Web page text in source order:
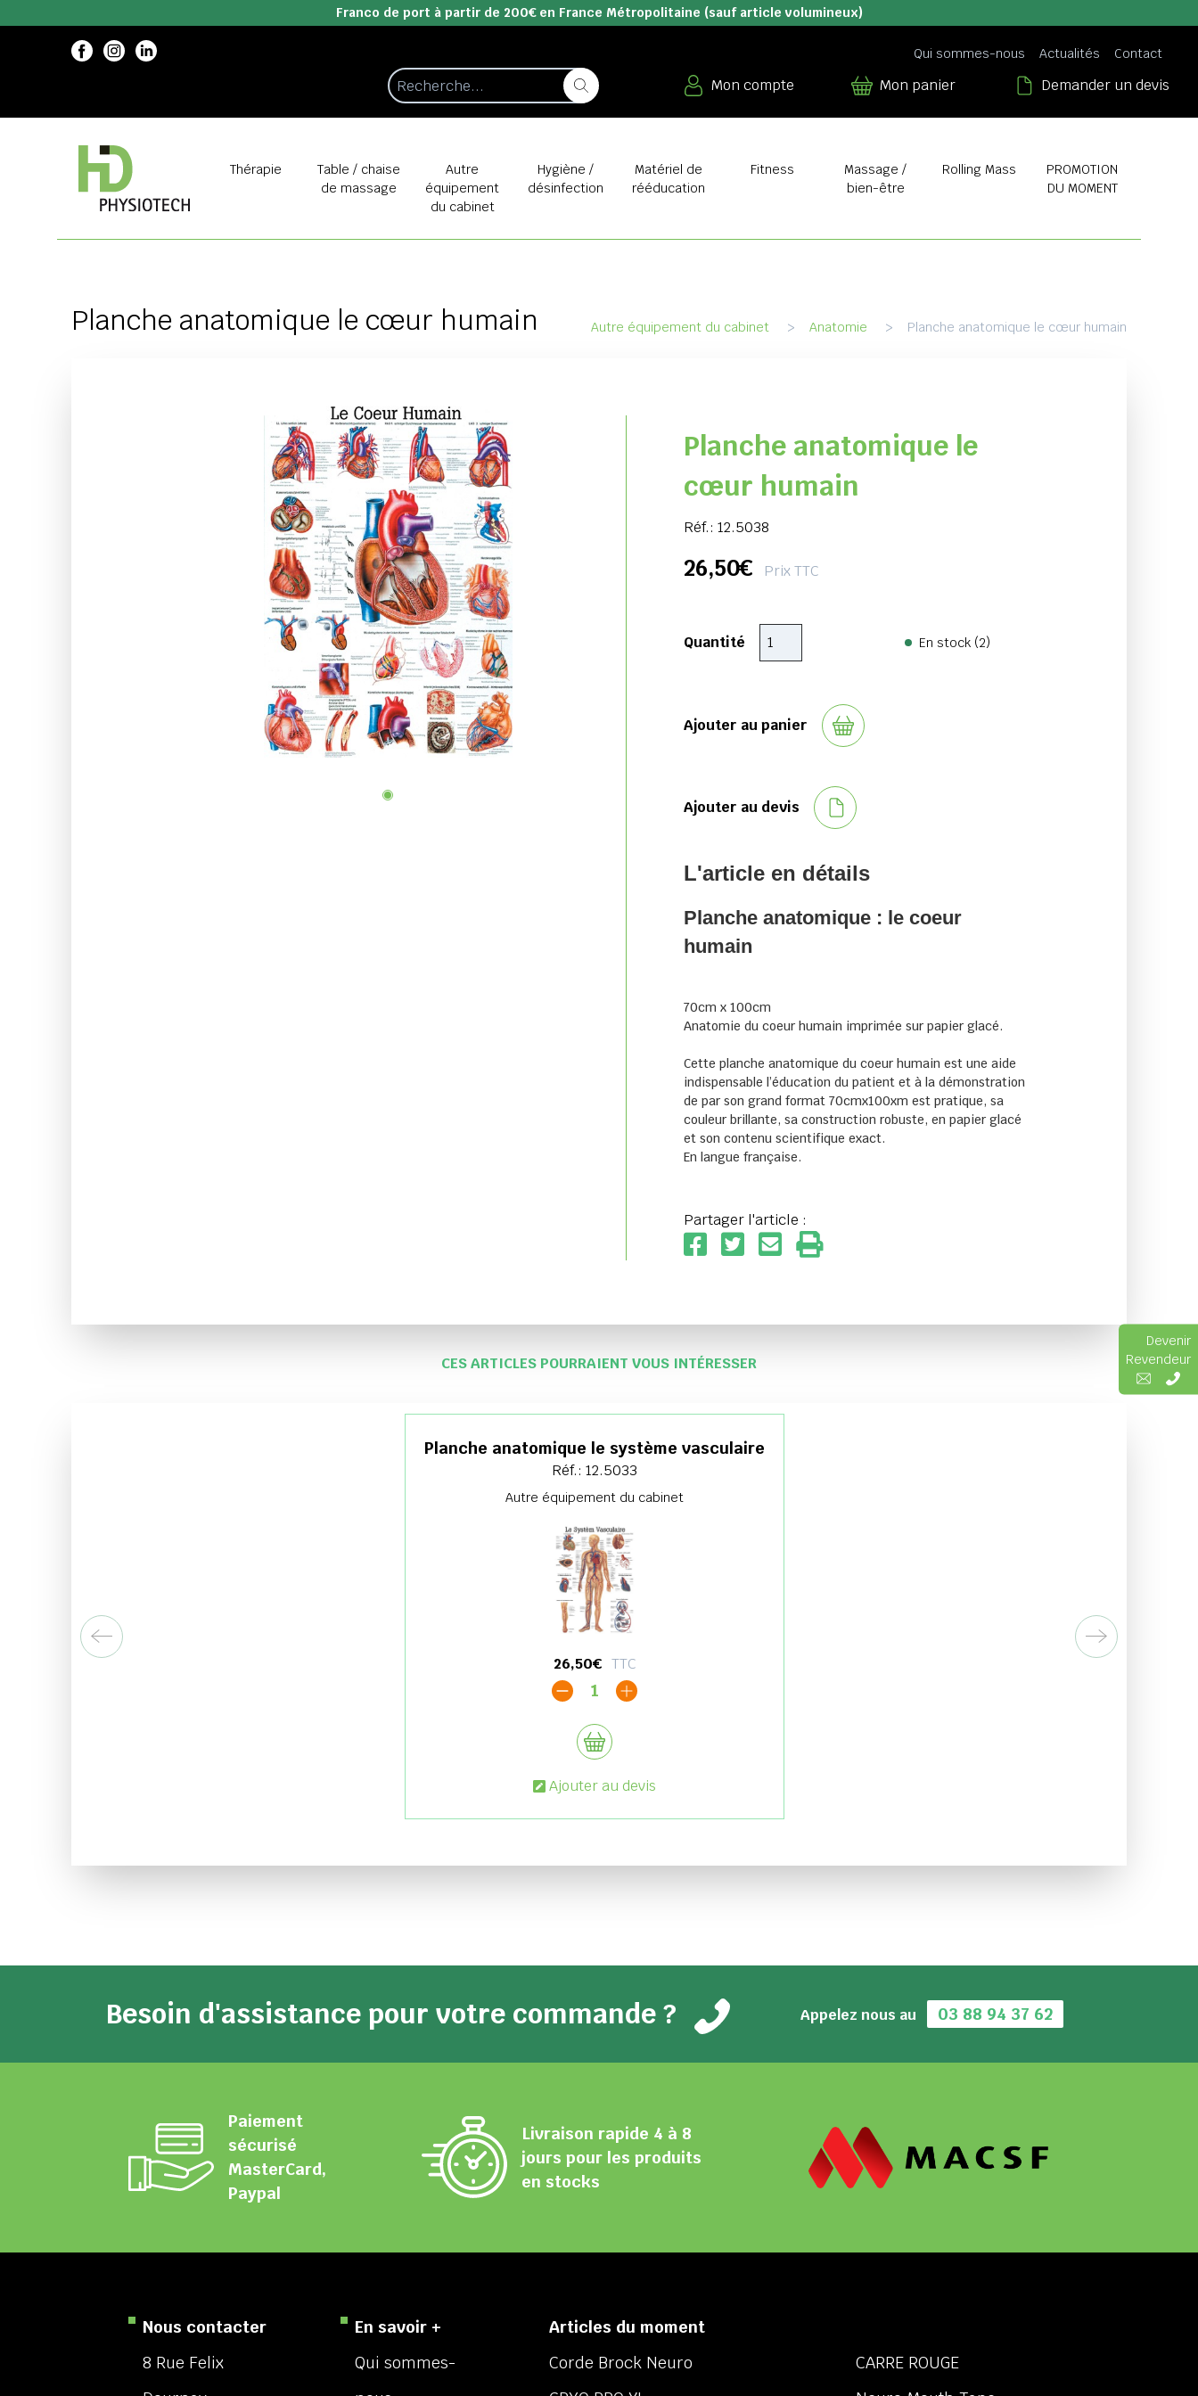
Franco de port à partir de 200€ en France Métropolitaine (sauf article volumineux)
Qui sommes-nous Actualités Contact
Mon compte Mon panier Demander un devis
Thérapie
Table / chaise
de massage
Autre
équipement
du cabinet
Hygiène /
désinfection
Matériel de
rééducation
Fitness
Massage /
bien-être
Rolling Mass
PROMOTION
DU MOMENT
Planche anatomique le cœur humain Autre équipement du cabinet > Anatomie > Planche anatomique le cœur humain
Planche anatomique le
cœur humain
Réf.: 12.5038
26,50€ Prix TTC
Quantité En stock (2)
Ajouter au panier
Ajouter au devis
L'article en détails
Planche anatomique : le coeur
humain
70cm x 100cm
Anatomie du coeur humain imprimée sur papier glacé.
Cette planche anatomique du coeur humain est une aide
indispensable l’éducation du patient et à la démonstration
de par son grand format 70cmx100xm est pratique, sa
couleur brillante, sa construction robuste, en papier glacé
et son contenu scientifique exact.
En langue française.
Partager l'article :
CES ARTICLES POURRAIENT VOUS INTÉRESSER
Planche anatomique le système vasculaire
Réf.: 12.5033
Autre équipement du cabinet
26,50€ TTC
1
Ajouter au devis
Besoin d'assistance pour votre commande ? Appelez nous au 03 88 94 37 62
Devenir
Revendeur
Paiement
sécurisé
MasterCard,
Paypal
Livraison rapide 4 à 8
jours pour les produits
en stocks
Nous contacter
8 Rue Felix
En savoir +
Qui sommes-
Articles du moment
Corde Brock Neuro
CARRE ROUGE